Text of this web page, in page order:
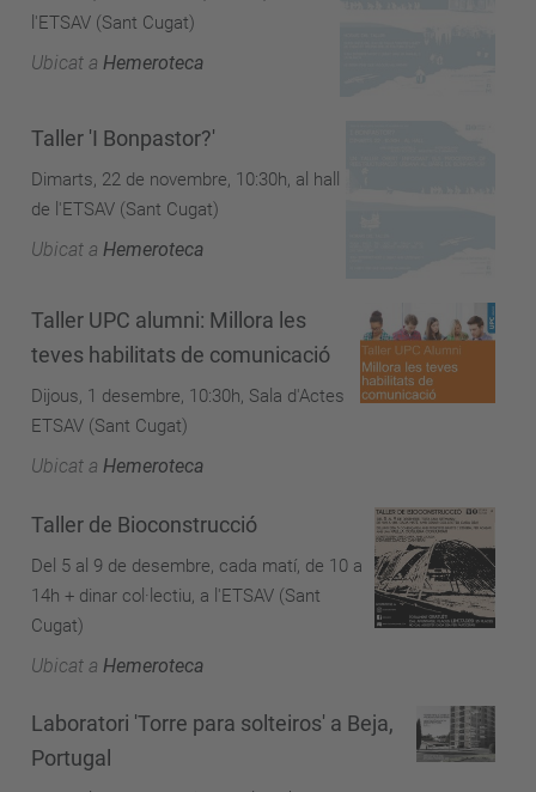
l'ETSAV (Sant Cugat)
Ubicat a Hemeroteca
Taller 'I Bonpastor?'
Dimarts, 22 de novembre, 10:30h, al hall
de l'ETSAV (Sant Cugat)
Ubicat a Hemeroteca
Taller UPC alumni: Millora les
teves habilitats de comunicació
Dijous, 1 desembre, 10:30h, Sala d'Actes
ETSAV (Sant Cugat)
Ubicat a Hemeroteca
Taller de Bioconstrucció
Del 5 al 9 de desembre, cada matí, de 10 a
14h + dinar col·lectiu, a l'ETSAV (Sant
Cugat)
Ubicat a Hemeroteca
Laboratori 'Torre para solteiros' a Beja,
Portugal